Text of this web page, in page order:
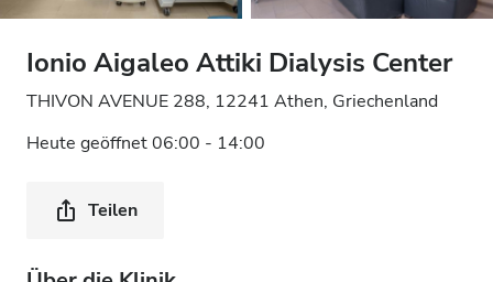
Ionio Aigaleo Attiki Dialysis Center
THIVON AVENUE 288, 12241 Athen, Griechenland
Heute geöffnet 06:00 - 14:00
Teilen